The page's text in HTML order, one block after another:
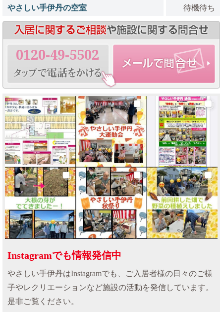
やさしい手伊丹の空室 待機待ち
0120-49-5502
Instagramでも情報発信中
やさしい手伊丹はInstagramでも、ご入居者様の日々のご様
子やレクリエーションなど施設の活動を発信しています。
是非ご覧ください。